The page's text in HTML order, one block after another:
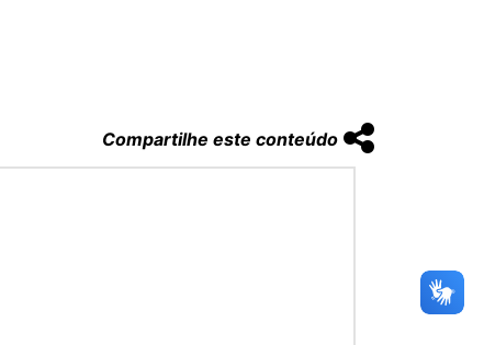
Compartilhe este conteúdo